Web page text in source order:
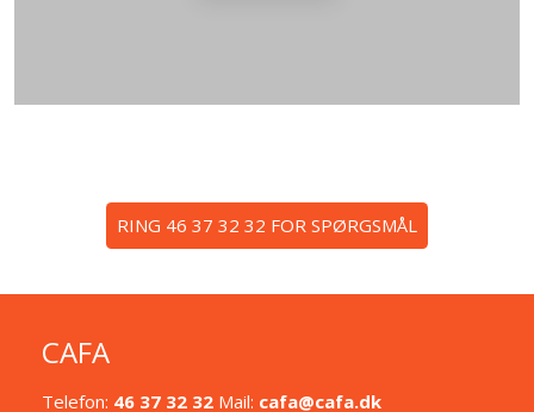
​RING 46 37 32 32 FOR SPØRGSMÅL
CAFA
Telefon: 46 37 32 32Mail: cafa@cafa.dk